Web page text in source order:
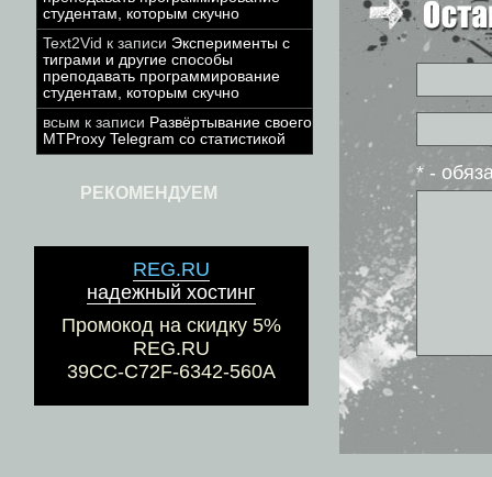
студентам, которым скучно
Text2Vid к записи Эксперименты с
тиграми и другие способы
преподавать программирование
студентам, которым скучно
всым к записи Развёртывание своего
MTProxy Telegram со статистикой
РЕКОМЕНДУЕМ
REG.RU
надежный хостинг
Промокод на скидку 5%
REG.RU
39CC-C72F-6342-560A
* -